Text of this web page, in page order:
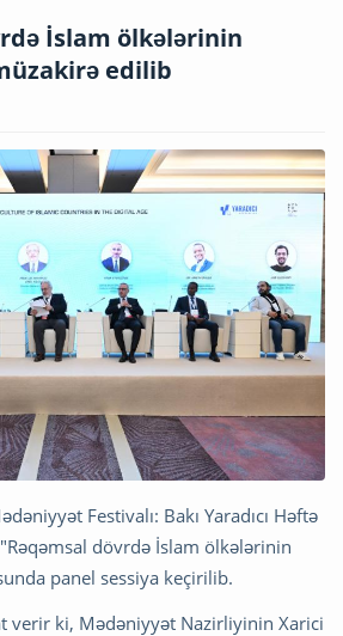
İslam ölkələrinin
edilib
Festivalı: Bakı Yaradıcı Həftə
dövrdə İslam ölkələrinin
panel sessiya keçirilib.
verir ki, Mədəniyyət Nazirliyinin Xarici